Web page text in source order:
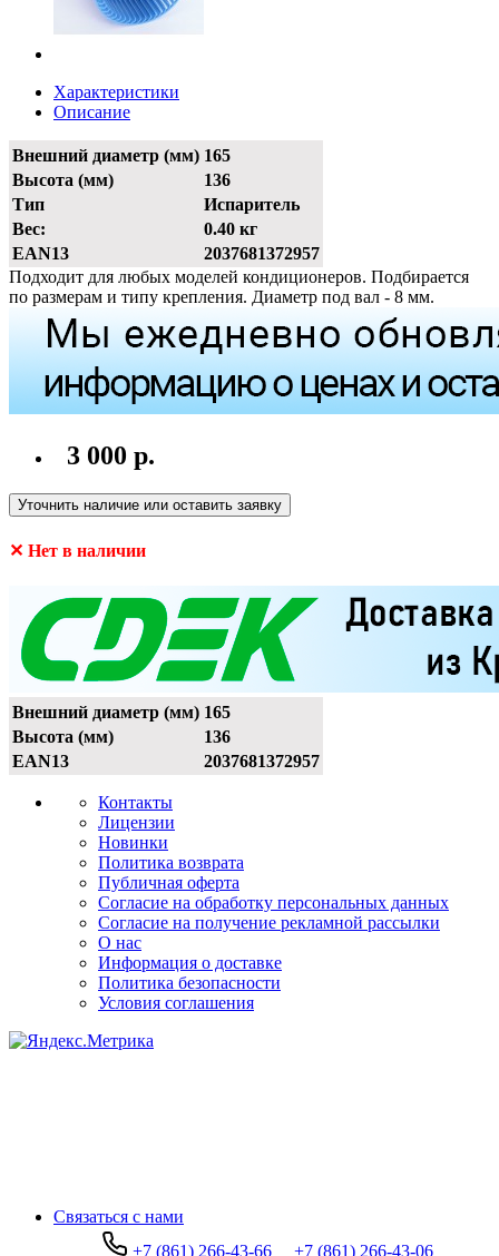
Характеристики
Описание
Внешний диаметр (мм) 165
Высота (мм)
136
Тип
Испаритель
Вес:
0.40 кг
EAN13
2037681372957
Подходит для любых моделей кондиционеров. Подбирается
по размерам и типу крепления. Диаметр под вал - 8 мм.
3 000 р.
Уточнить наличие или оставить заявку
✕ Нет в наличии
Внешний диаметр (мм) 165
Высота (мм)
136
EAN13
2037681372957
Контакты
Лицензии
Новинки
Политика возврата
Публичная оферта
Согласие на обработку персональных данных
Согласие на получение рекламной рассылки
О нас
Информация о доставке
Политика безопасности
Условия соглашения
Связаться с нами
+7 (861) 266-43-66
+7 (861) 266-43-06